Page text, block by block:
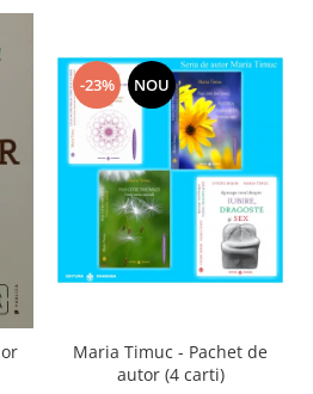
-23% NOU
Maria Timuc - Pachet de
autor (4 carti)